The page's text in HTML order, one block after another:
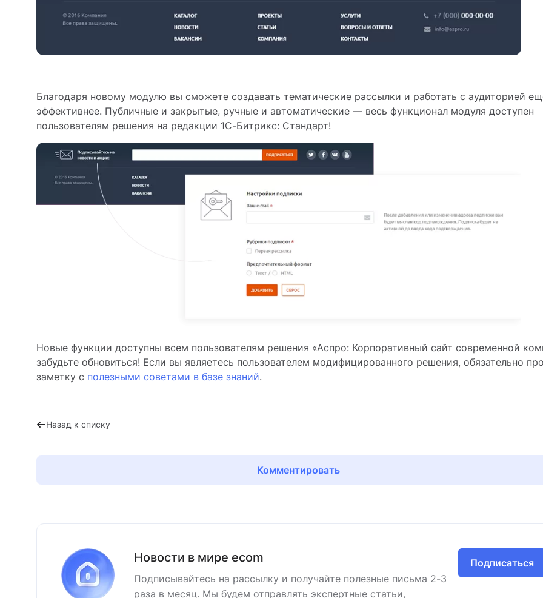
Благодаря новому модулю вы сможете создавать тематические рассылки и работать с аудиторией
эффективнее. Публичные и закрытые, ручные и автоматические — весь функционал модуля доступен
пользователям решения на редакции 1С-Битрикс: Стандарт!
Новые функции доступны всем пользователям решения «Аспро: Корпоративный сайт современной
забудьте обновиться! Если вы являетесь пользователем модифицированного решения, обязательно
заметку с полезными советами в базе знаний.
Назад к списку
Комментировать
Новости в мире ecom
Подписывайтесь на рассылку и получайте полезные письма 2-3
раза в месяц. Мы будем отправлять экспертные статьи,
Подписаться